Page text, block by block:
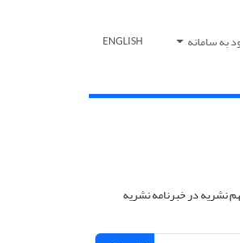
به سامانه ENGLISH
نشریه در خبرنامه نشریه